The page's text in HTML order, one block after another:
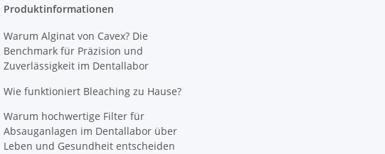
Produktinformationen
Warum Alginat von Cavex? Die
Benchmark für Präzision und
Zuverlässigkeit im Dentallabor
Wie funktioniert Bleaching zu Hause?
Warum hochwertige Filter für
Absauganlagen im Dentallabor über
Leben und Gesundheit entscheiden